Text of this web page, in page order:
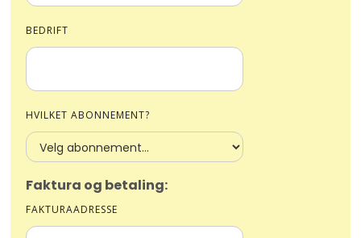
BEDRIFT
HVILKET ABONNEMENT?
Faktura og betaling:
FAKTURAADRESSE